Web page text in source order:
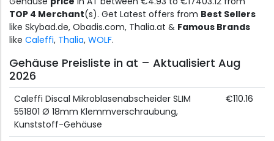
TOP 4 Merchant(s). Get Latest offers from Best Sellers
like Skybad.de, Obadis.com, Thalia.at & Famous Brands
like Caleffi, Thalia, WOLF.
Gehäuse Preisliste in at – Aktualisiert Aug
2026
Caleffi Discal Mikroblasenabscheider SLIM
551801 Ø 18mm Klemmverschraubung,
Kunststoff-Gehäuse
€110.16